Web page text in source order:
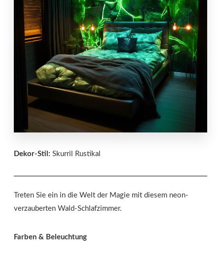
Dekor-Stil: Skurril Rustikal
Treten Sie ein in die Welt der Magie mit diesem neon-
verzauberten Wald-Schlafzimmer.
Farben & Beleuchtung